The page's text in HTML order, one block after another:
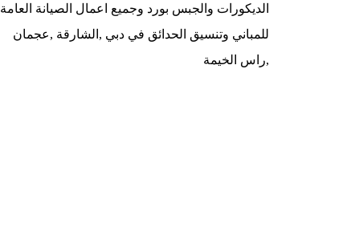
الديكورات والجبس بورد وجميع اعمال الصيانة العامة
للمباني وتنسيق الحدائق في دبي ,الشارقة ,عجمان
,راس الخيمة